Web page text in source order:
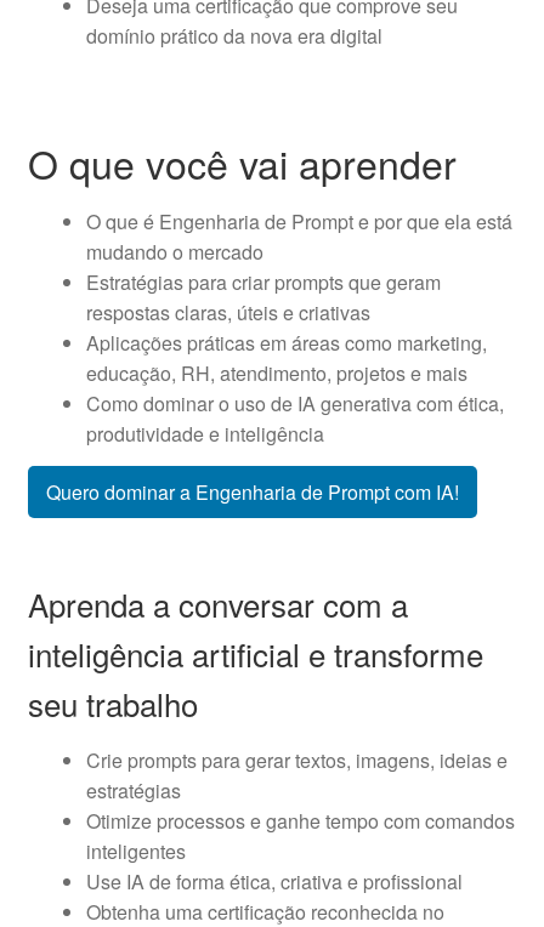
domínio prático da nova era digital
O que você vai aprender
O que é Engenharia de Prompt e por que ela está
mudando o mercado
Estratégias para criar prompts que geram
respostas claras, úteis e criativas
Aplicações práticas em áreas como marketing,
educação, RH, atendimento, projetos e mais
Como dominar o uso de IA generativa com ética,
produtividade e inteligência
Quero dominar a Engenharia de Prompt com IA!
Aprenda a conversar com a
inteligência artificial e transforme
seu trabalho
Crie prompts para gerar textos, imagens, ideias e
estratégias
Otimize processos e ganhe tempo com comandos
inteligentes
Use IA de forma ética, criativa e profissional
Obtenha uma certificação reconhecida no